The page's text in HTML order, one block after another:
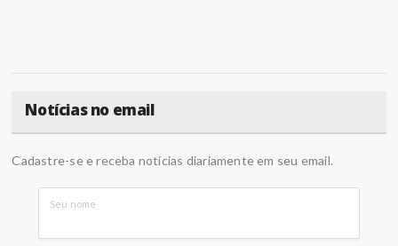
Notícias no email
Cadastre-se e receba notícias diariamente em seu email.
Seu nome